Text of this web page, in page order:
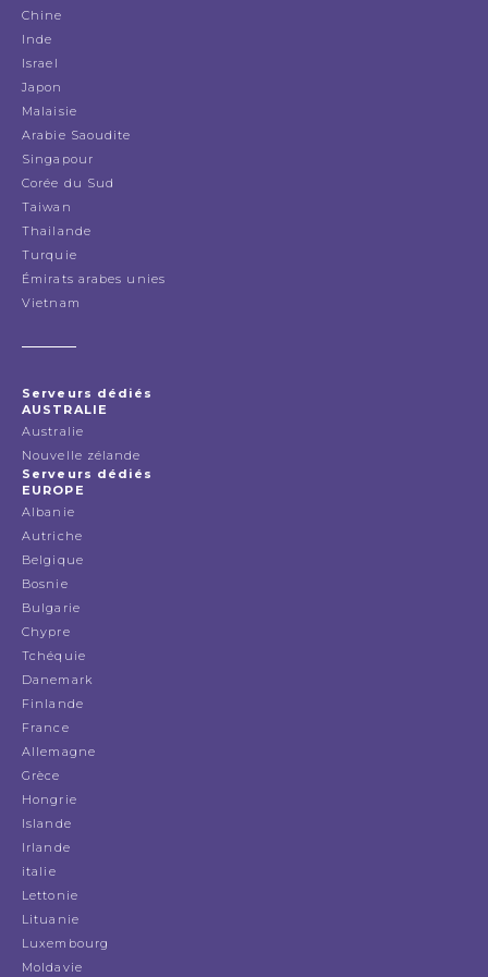
Chine
Inde
Israel
Japon
Malaisie
Arabie Saoudite
Singapour
Corée du Sud
Taiwan
Thailande
Turquie
Émirats arabes unies
Vietnam
Serveurs dédiés
AUSTRALIE
Australie
Nouvelle zélande
Serveurs dédiés
EUROPE
Albanie
Autriche
Belgique
Bosnie
Bulgarie
Chypre
Tchéquie
Danemark
Finlande
France
Allemagne
Grèce
Hongrie
Islande
Irlande
italie
Lettonie
Lituanie
Luxembourg
Moldavie